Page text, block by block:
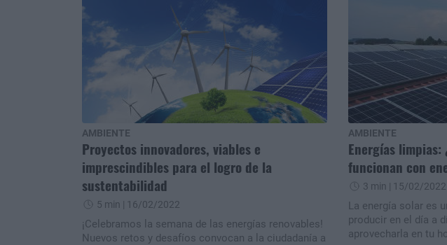
AMBIENTE
Proyectos innovadores, viables e
imprescindibles para el logro de la
sustentabilidad
5 min | 16/02/2022
¡Celebramos la semana de las energías renovables!
Nuevos retos y desafíos convocan a la ciudadanía a
AMBIENTE
Energías
funcionan con
3 min | 15/02/2022
La energía solar es
producir en el día a
aprovecharla en tu